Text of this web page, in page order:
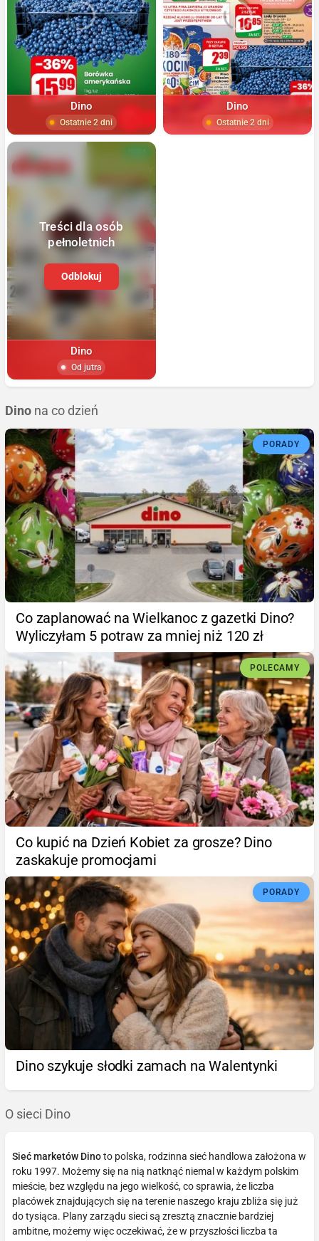
Dino
Ostatnie 2 dni
Dino
Ostatnie 2 dni
Treści dla osób
pełnoletnich
Odblokuj
Dino
Od jutra
Dino na co dzień
PORADY
Co zaplanować na Wielkanoc z gazetki Dino?
Wyliczyłam 5 potraw za mniej niż 120 zł
POLECAMY
Co kupić na Dzień Kobiet za grosze? Dino
zaskakuje promocjami
PORADY
Dino szykuje słodki zamach na Walentynki
O sieci Dino
Sieć marketów Dinoto polska, rodzinna sieć handlowa założona w
roku 1997. Możemy się na nią natknąć niemal w każdym polskim
mieście, bez względu na jego wielkość, co sprawia, że liczba
placówek znajdujących się na terenie naszego kraju zbliża się już
do tysiąca. Plany zarządu sieci są zresztą znacznie bardziej
ambitne, możemy więc oczekiwać, że w przyszłości liczba ta